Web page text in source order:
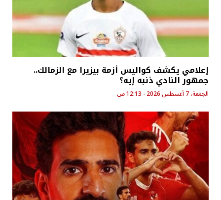
إعلامي يكشف كواليس أزمة بيزيرا مع الزمالك..
جمهور النادي ذنبه إيه؟
الجمعة، 7 أغسطس 2026 - 12:13 ص